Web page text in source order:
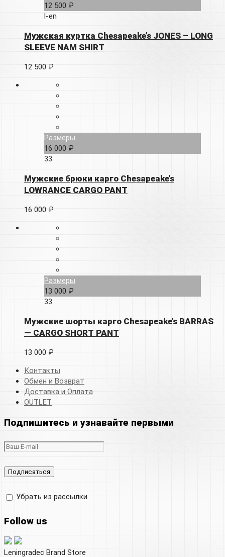
12 500 ₽
l-en
Мужская куртка Chesapeake’s JONES – LONG
SLEEVE NAM SHIRT
12 500 ₽
Размеры
16 000 ₽
33
Мужские брюки карго Chesapeake’s
LOWRANCE CARGO PANT
16 000 ₽
Размеры
13 000 ₽
33
Мужские шорты карго Chesapeake’s BARRAS
— CARGO SHORT PANT
13 000 ₽
Контакты
Обмен и Возврат
Доставка и Оплата
OUTLET
Подпишитесь и узнавайте первыми
Убрать из рассылки
Follow us
Leningradec Brand Store